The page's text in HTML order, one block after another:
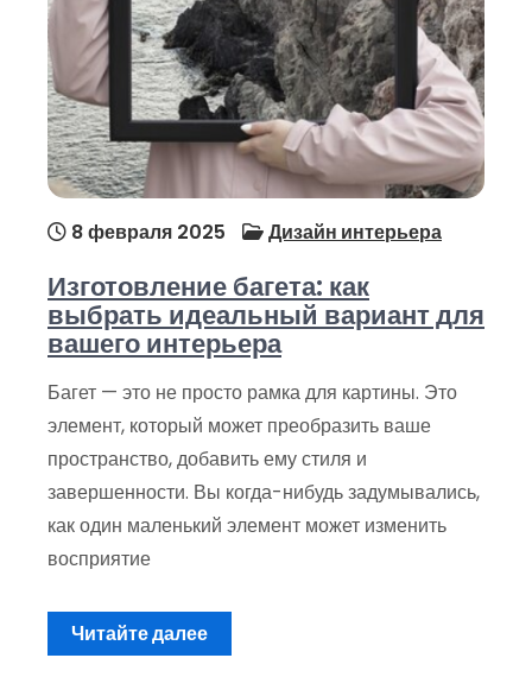
8 февраля 2025 Дизайн интерьера
Изготовление багета: как
выбрать идеальный вариант для
вашего интерьера
Багет — это не просто рамка для картины. Это
элемент, который может преобразить ваше
пространство, добавить ему стиля и
завершенности. Вы когда-нибудь задумывались,
как один маленький элемент может изменить
восприятие
Читайте далее